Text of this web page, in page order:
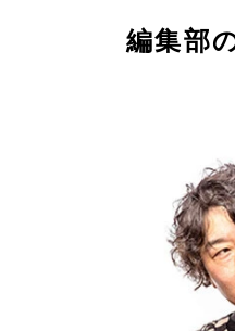
今週のギャンブ
編集部